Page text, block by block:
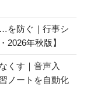
を防ぐ｜行事シ
2026年秋版】
くす｜音声入
ノートを自動化